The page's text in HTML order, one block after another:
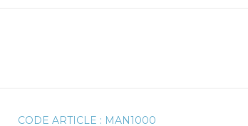
CODE ARTICLE : MAN1000